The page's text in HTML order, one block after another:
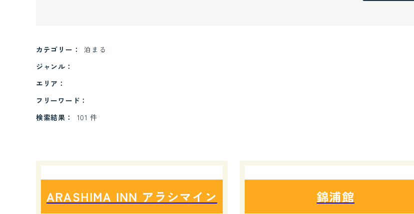
カテゴリー
泊まる
ジャンル
エリア
フリーワード
検索結果
101 件
ARASHIMA INN アラシマイン 錦浦館